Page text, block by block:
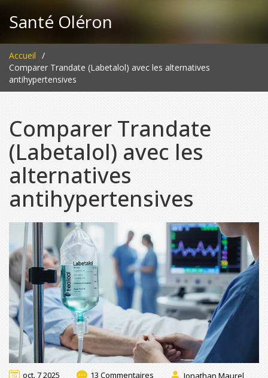
Santé Oléron
Accueil
Comparer Trandate (Labetalol) avec les alternatives
antihypertensives
Comparer Trandate
(Labetalol) avec les
alternatives
antihypertensives
oct. 7 2025 13 Commentaires Jonathan Maurel